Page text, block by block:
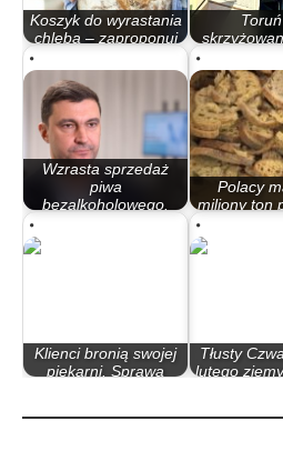
Koszyk do wyrastania
chleba – zaproponuj
Wzrasta sprzedaż
piwa
bezalkoholowego.
Polacy
miliony ton
Klienci bronią swojej
piekarni. Sprawa
Tłusty
lutego